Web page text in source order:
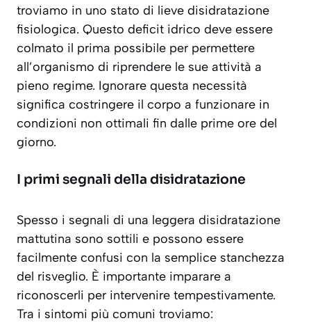
troviamo in uno stato di lieve disidratazione
fisiologica. Questo deficit idrico deve essere
colmato il prima possibile per permettere
all’organismo di riprendere le sue attività a
pieno regime. Ignorare questa necessità
significa costringere il corpo a funzionare in
condizioni non ottimali fin dalle prime ore del
giorno.
I primi segnali della disidratazione
Spesso i segnali di una leggera disidratazione
mattutina sono sottili e possono essere
facilmente confusi con la semplice stanchezza
del risveglio. È importante imparare a
riconoscerli per intervenire tempestivamente.
Tra i sintomi più comuni troviamo: